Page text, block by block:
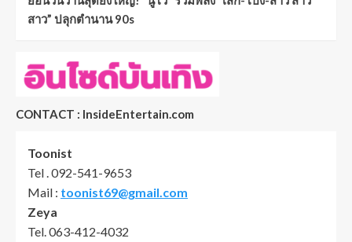
สาว” ปลุกตำนาน 90s
CONTACT : InsideEntertain.com
Toonist
Tel . 092-541-9653
Mail : toonist69@gmail.com
Zeya
Tel. 063-412-4032